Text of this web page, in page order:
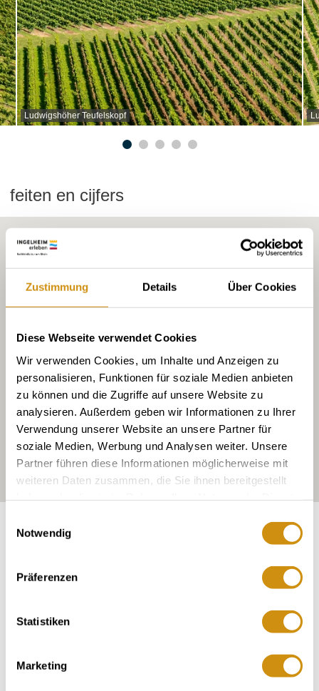
Zustimmung Details Über Cookies
Diese Webseite verwendet Cookies
Wir verwenden Cookies, um Inhalte und Anzeigen zu
personalisieren, Funktionen für soziale Medien anbieten
zu können und die Zugriffe auf unsere Website zu
analysieren. Außerdem geben wir Informationen zu Ihrer
Verwendung unserer Website an unsere Partner für
soziale Medien, Werbung und Analysen weiter. Unsere
Partner führen diese Informationen möglicherweise mit
weiteren Daten zusammen, die Sie ihnen bereitgestellt
Notwendig
Präferenzen
Statistiken
Marketing
Ludwigshöher Teufelskopf
feiten en cijfers